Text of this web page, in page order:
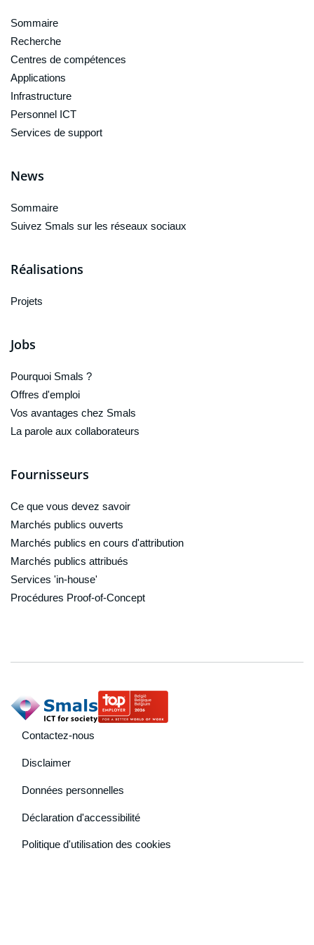
Sommaire
Recherche
Centres de compétences
Applications
Infrastructure
Personnel ICT
Services de support
News
Sommaire
Suivez Smals sur les réseaux sociaux
Réalisations
Projets
Jobs
Pourquoi Smals ?
Offres d'emploi
Vos avantages chez Smals
La parole aux collaborateurs
Fournisseurs
Ce que vous devez savoir
Marchés publics ouverts
Marchés publics en cours d'attribution
Marchés publics attribués
Services 'in-house'
Procédures Proof-of-Concept
footer navigation
Contactez-nous
Disclaimer
Données personnelles
Déclaration d'accessibilité
Politique d'utilisation des cookies